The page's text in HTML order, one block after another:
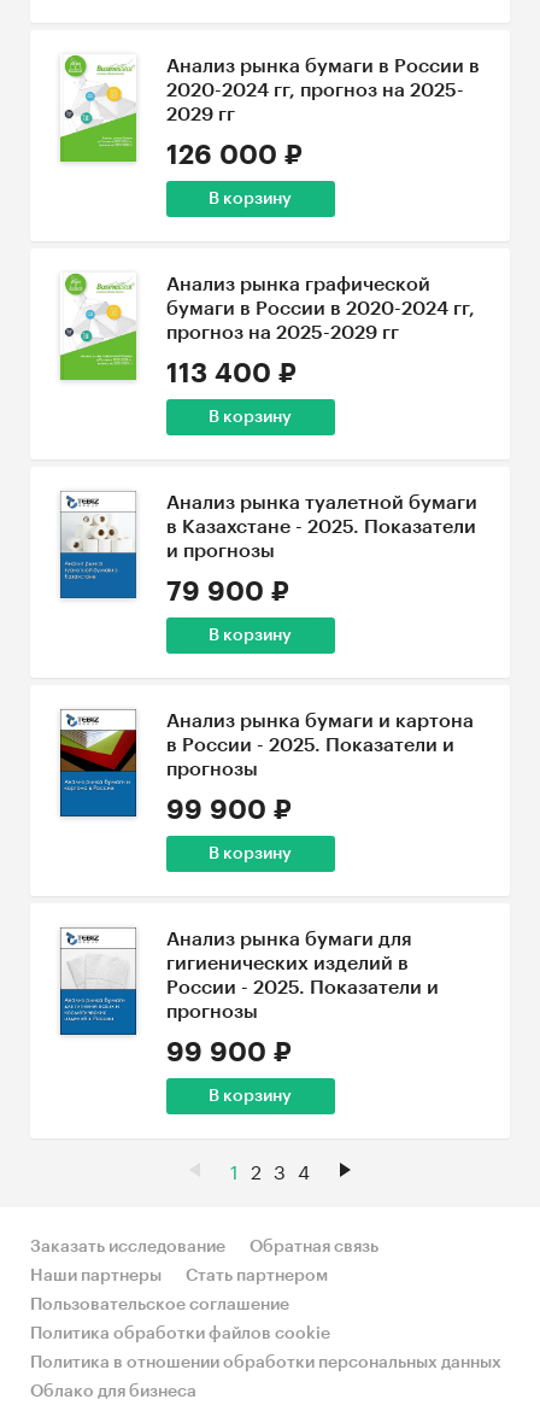
Анализ рынка бумаги в России в
2020-2024 гг, прогноз на 2025-
2029 гг
126 000 ₽
В корзину
Анализ рынка графической
бумаги в России в 2020-2024 гг,
прогноз на 2025-2029 гг
113 400 ₽
В корзину
Анализ рынка туалетной бумаги
в Казахстане - 2025. Показатели
и прогнозы
79 900 ₽
В корзину
Анализ рынка бумаги и картона
в России - 2025. Показатели и
прогнозы
99 900 ₽
В корзину
Анализ рынка бумаги для
гигиенических изделий в
России - 2025. Показатели и
прогнозы
99 900 ₽
В корзину
1 2 3 4
Заказать исследование
Обратная связь
Наши партнеры
Стать партнером
Пользовательское соглашение
Политика обработки файлов cookie
Политика в отношении обработки персональных данных
Облако для бизнеса